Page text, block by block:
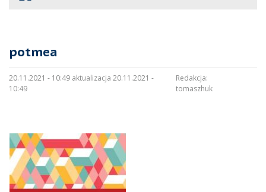
potmea
20.11.2021 - 10:49 aktualizacja 20.11.2021 -
10:49
Redakcja:
tomaszhuk